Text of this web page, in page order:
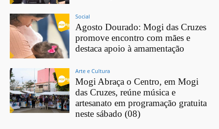
Social
Agosto Dourado: Mogi das Cruzes
promove encontro com mães e
destaca apoio à amamentação
Arte e Cultura
Mogi Abraça o Centro, em Mogi
das Cruzes, reúne música e
artesanato em programação gratuita
neste sábado (08)